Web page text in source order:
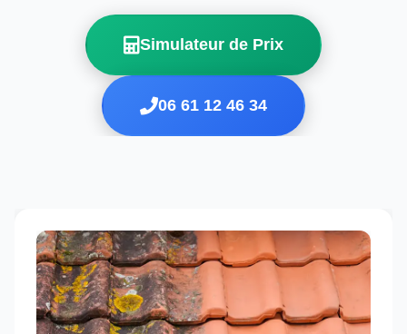
Simulateur de Prix
06 61 12 46 34